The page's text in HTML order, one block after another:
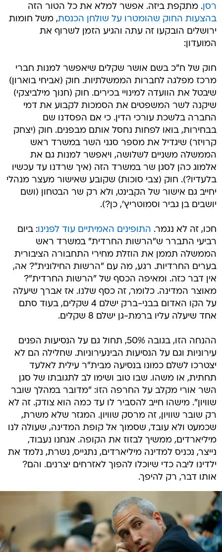
רסן. מתקפת ביזה. אפשר למלא את כל הטור הזה
בהצעות החוק שהומטרו על שולחן הכנסת, משל חומות
ירושלים הובקעו זה עתה והגיע הזמן לשרוף את
המועדון:
חוק של ח"כ בשם אושר שקלים שיאפשר למנות חברי
מרכז מפלגה לחברות הממשלתיות. חוק (אביחי בוארון)
שיבטל את הוועדה למינויי בכירים. חוק (חנוך מילביצקי)
שיקנה לשר המשפטים את הסמכות לקבוע את דמי
החברה בלשכת עורכי הדין. כי אם הפסדנו שם
בבחירות, בואו לפחות נחסל אותם מבפנים. חוק (יצחק
קרויזר) שיגדיל את מספר סגני השר במשרד ראש
הממשלה משניים לשלושה, ויאפשר למנות גם את
אלמוג כהן לסגן שר במשרד הזה (איך שרדנו עד עכשיו
בלעדיו?). חוק (צבי סוכות) שקובע שאישור מעצר מנהלי
יחייב גם אישור של הקבינט, ולא רק שר הבטחון (ושם
יושבים בן גביר וסמוטריץ', כן?).
חכו, זה לא נגמר. התופינים האמיתיים עוד לפנינו: ביום
רביעי התברר ש"הרשות החרדית" במשרד ראש
הממשלה תממן את הוזלת מחירי התחבורה הציבורית
בערים החרדיות. רגע, מה עם "הרשות החילונית"? אה,
אין דבר כזה. ומאיפה הכסף של "הרשות החרדית"?
מאוצר המדינה. כלומר, זה כסף שלנו. אז אברך שיעלה
על הקו האדום בבני-ברק ישלם 4 שקלים, בעוד סתם
אחד שיעלה עליו ברמת-גן ישלם 8 שקלים.
ההנחה הזו, בגובה 50%, תחול גם על הנסיעות הפנים
עירוניות וגם על הנסיעות הבינעירוניות. שחלילה הם לא
יצטרכו לשלם כמונו בנסיעה מבית"ר עילית לאלעד
תחתית, או משהו. שבו טוב ושימו לב לתגובתו של סגן
השר אורי מקלב על החרפה הזו: "מדובר במהלך שובר
שוויון". מישהו חייב להסביר לו עד כמה הוא צודק. זה לא
רק שובר שוויון, זה מרסק שוויון. המגזר שלא משרת,
שכמעט ולא עובד, שסמוך אל קופת המדינה, שעולה לנו
מיליארדים, ממשיך לבזוז את הקופה. אנחנו נעבוד,
נייצר, נכניס למדינה מיליארדים, נתגייס, נשרת, נלמד את
ילדינו ליבה כדי שיוכלו להפוך לאזרחים יצרנים. והם?
אותו דבר, רק להיפך.